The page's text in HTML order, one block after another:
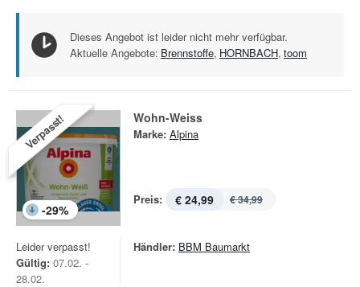
Dieses Angebot ist leider nicht mehr verfügbar.
Aktuelle Angebote: Brennstoffe, HORNBACH, toom
Verpasst!
-29%
Wohn-Weiss
Marke: Alpina
Preis: € 24,99 € 34,99
Leider verpasst!
Gültig: 07.02. -
28.02.
Händler: BBM Baumarkt